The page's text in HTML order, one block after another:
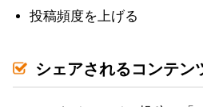
投稿頻度を上げる
シェアされるコンテン